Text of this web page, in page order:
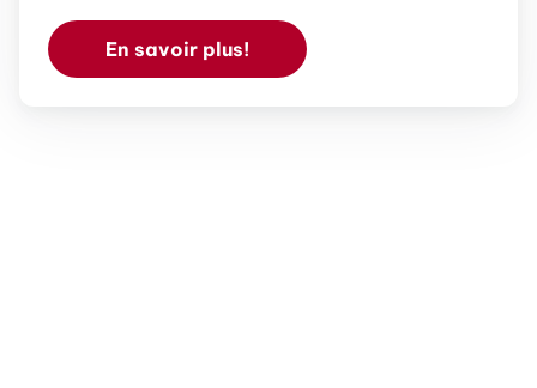
En savoir plus!